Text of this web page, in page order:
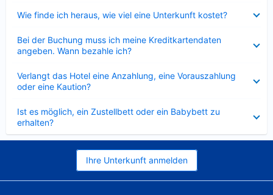
Wie finde ich heraus, wie viel eine Unterkunft kostet?
Bei der Buchung muss ich meine Kreditkartendaten
angeben. Wann bezahle ich?
Verlangt das Hotel eine Anzahlung, eine Vorauszahlung
oder eine Kaution?
Ist es möglich, ein Zustellbett oder ein Babybett zu
erhalten?
Ihre Unterkunft anmelden